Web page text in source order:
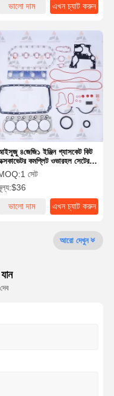
সম্পর্কে কারখানা ভ্রমণ
করুন
ভালো দাম
এখন চ্যাট করুন
৪জেজি১ ইঞ্জিন গ্যাসকেট কিট
কমপ্লিট ওভারহল সেটের
আইসুজু এক্সকাভেটর ইঞ্জিন পার্টস
1 সেট
$36
ভালো দাম
এখন চ্যাট করুন
আরো দেখুন